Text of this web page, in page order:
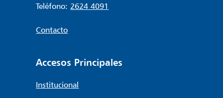
Teléfono: 2624 4091
Contacto
Accesos Principales
Institucional